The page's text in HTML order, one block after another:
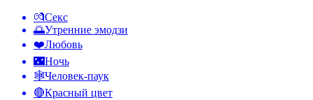
💏Секс
🌅Утренние эмодзи
❤️Любовь
🌃Ночь
🕸️Человек-паук
🔴Красный цвет